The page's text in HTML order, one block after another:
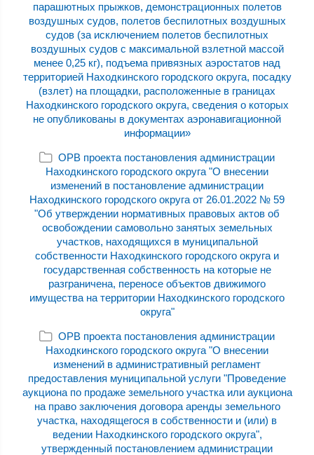
парашютных прыжков, демонстрационных полетов
воздушных судов, полетов беспилотных воздушных
судов (за исключением полетов беспилотных
воздушных судов с максимальной взлетной массой
менее 0,25 кг), подъема привязных аэростатов над
территорией Находкинского городского округа, посадку
(взлет) на площадки, расположенные в границах
Находкинского городского округа, сведения о которых
не опубликованы в документах аэронавигационной
информации»
ОРВ проекта постановления администрации
Находкинского городского округа "О внесении
изменений в постановление администрации
Находкинского городского округа от 26.01.2022 № 59
"Об утверждении нормативных правовых актов об
освобождении самовольно занятых земельных
участков, находящихся в муниципальной
собственности Находкинского городского округа и
государственная собственность на которые не
разграничена, переносе объектов движимого
имущества на территории Находкинского городского
округа"
ОРВ проекта постановления администрации
Находкинского городского округа "О внесении
изменений в административный регламент
предоставления муниципальной услуги "Проведение
аукциона по продаже земельного участка или аукциона
на право заключения договора аренды земельного
участка, находящегося в собственности и (или) в
ведении Находкинского городского округа",
утвержденный постановлением администрации